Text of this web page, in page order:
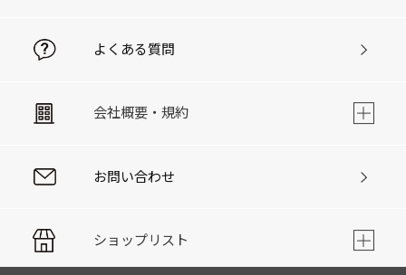
よくある質問
会社概要・規約
お問い合わせ
ショップリスト